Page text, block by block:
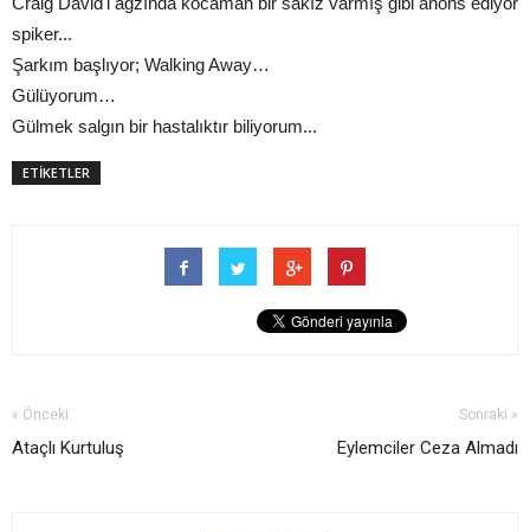
spiker...
Şarkım başlıyor; Walking Away…
Gülüyorum…
Gülmek salgın bir hastalıktır biliyorum...
ETİKETLER
« Önceki
Ataçlı Kurtuluş
Sonraki »
Eylemciler Ceza Almadı